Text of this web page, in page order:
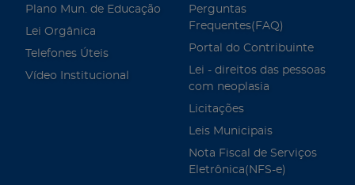
Plano Mun. de Educação
Lei Orgânica
Telefones Úteis
Vídeo Institucional
Perguntas
Frequentes(FAQ)
Portal do Contribuinte
Lei - direitos das pessoas
com neoplasia
Licitações
Leis Municipais
Nota Fiscal de Serviços
Eletrônica(NFS-e)